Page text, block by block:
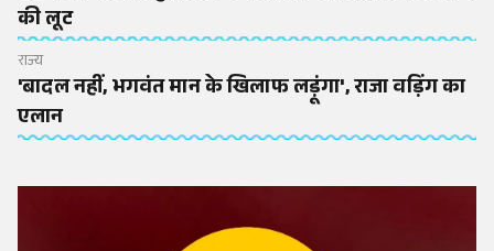
की लूट
राज्य
'बादल नहीं, भगवंत मान के खिलाफ लड़ूंगा', राजा वड़िंग का
एलान